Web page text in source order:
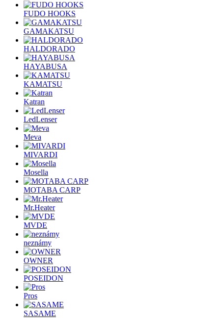
FUDO HOOKS
GAMAKATSU
HALDORADO
HAYABUSA
KAMATSU
Katran
LedLenser
Meva
MIVARDI
Mosella
MOTABA CARP
Mr.Heater
MVDE
neznámy
OWNER
POSEIDON
Pros
SASAME